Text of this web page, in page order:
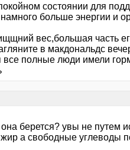
состоянии для
больше энергии и
вес,большая часть
в макдональдс
полные люди имели
берется? увы не путем
а свободные углеводы